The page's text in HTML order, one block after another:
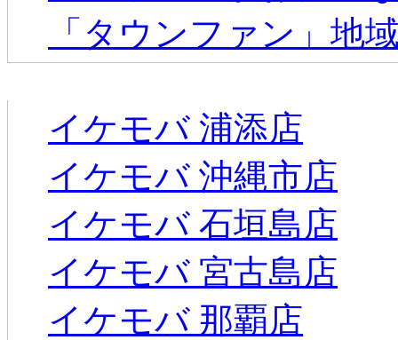
「タウンファン」地
イケモバ 浦添店
イケモバ 沖縄市店
イケモバ 石垣島店
イケモバ 宮古島店
イケモバ 那覇店